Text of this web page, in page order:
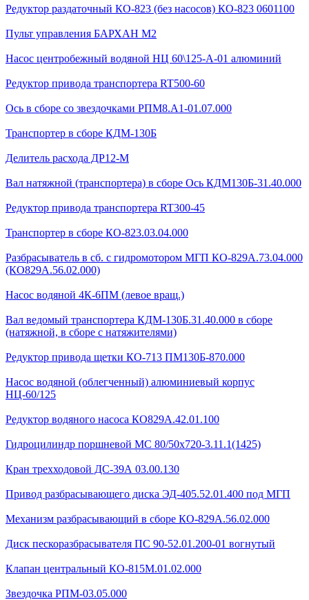
Редуктор раздаточный КО-823 (без насосов) КО-823 0601100
Пульт управления БАРХАН М2
Насос центробежный водяной НЦ 60\125-А-01 алюминий
Редуктор привода транспортера RT500-60
Ось в сборе со звездочками РПМ8.А1-01.07.000
Транспортер в сборе КДМ-130Б
Делитель расхода ДР12-М
Вал натяжной (транспортера) в сборе Ось КДМ130Б-31.40.000
Редуктор привода транспортера RT300-45
Транспортер в сборе КО-823.03.04.000
Разбрасыватель в сб. с гидромотором МГП КО-829А.73.04.000
(КО829А.56.02.000)
Насос водяной 4К-6ПМ (левое вращ.)
Вал ведомый транспортера КДМ-130Б.31.40.000 в сборе
(натяжной, в сборе с натяжителями)
Редуктор привода щетки КО-713 ПМ130Б-870.000
Насос водяной (облегченный) алюминиевый корпус
НЦ-60/125
Редуктор водяного насоса КО829А.42.01.100
Гидроцилиндр поршневой МС 80/50х720-3.11.1(1425)
Кран трехходовой ДС-39А 03.00.130
Привод разбрасывающего диска ЭД-405.52.01.400 под МГП
Механизм разбрасывающий в сборе КО-829А.56.02.000
Диск пескоразбрасывателя ПС 90-52.01.200-01 вогнутый
Клапан центральный КО-815М.01.02.000
Звездочка РПМ-03.05.000